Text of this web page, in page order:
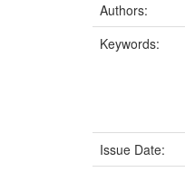
Authors:
Keywords:
Issue Date: